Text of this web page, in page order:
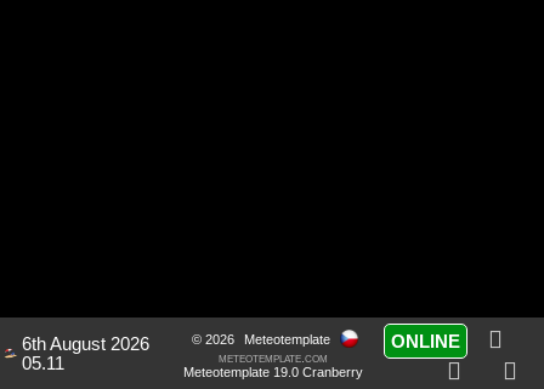
6th August 2026
05.11
© 2026
Meteotemplate
meteotemplate.com
Meteotemplate 19.0 Cranberry
ONLINE